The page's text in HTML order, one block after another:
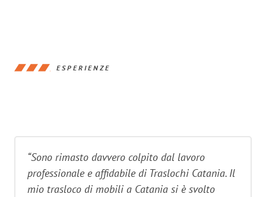
ESPERIENZE
“Sono rimasto davvero colpito dal lavoro
professionale e affidabile di Traslochi Catania. Il
mio trasloco di mobili a Catania si è svolto